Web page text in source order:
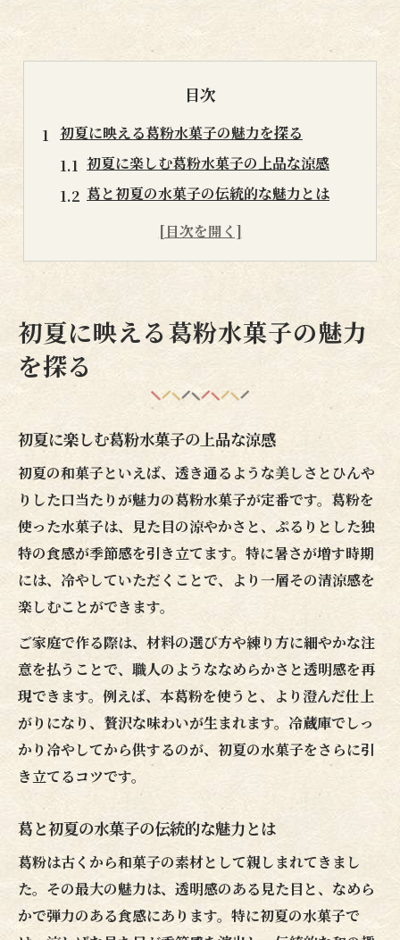
目次
初夏に映える葛粉水菓子の魅力を探る
初夏に楽しむ葛粉水菓子の上品な涼感
葛と初夏の水菓子の伝統的な魅力とは
葛粉で叶える初夏限定和菓子の趣き
透明感ある和菓子で季節を味わう方法
葛粉で作る透明感ある初夏和菓子の作り方
水菓子の透明感を生かす葛粉の使い方
初夏に映える和菓子と葛の絶妙な関係
季節感を演出する葛水菓子の透明な魅力
本葛粉で仕上げる透明感ある水菓子体験
水菓子づくりなら葛粉の使い方が決め手
葛粉で作る水菓子のなめらか食感のコツ
初夏の水菓子に最適な葛粉の選び方
和菓子作り初心者向け葛粉の基本の扱い
葛粉のとろみが引き出す水菓子の魅力
職人も実践する葛粉の水菓子仕上げ術
家庭で叶えるなめらか葛の和風デザート
葛粉で作る家庭向け初夏の和風デザート
なめらか食感の葛水菓子を家庭で再現
和菓子初心者も安心の葛粉デザート術
初夏に合う葛粉デザートのアレンジ例
家庭で楽しむ葛粉の和菓子保存と冷やし方
和菓子作りにおける葛粉活用の秘訣
葛粉の効能と和菓子作りの深い関係
葛のとろみを活かす和菓子職人の技
初夏に映える葛粉水菓子の魅力
を探る
初夏に楽しむ葛粉水菓子の上品な涼感
初夏の和菓子といえば、透き通るような美しさとひんや
りした口当たりが魅力の葛粉水菓子が定番です。葛粉を
使った水菓子は、見た目の涼やかさと、ぷるりとした独
特の食感が季節感を引き立てます。特に暑さが増す時期
には、冷やしていただくことで、より一層その清涼感を
楽しむことができます。
ご家庭で作る際は、材料の選び方や練り方に細やかな注
意を払うことで、職人のようななめらかさと透明感を再
現できます。例えば、本葛粉を使うと、より澄んだ仕上
がりになり、贅沢な味わいが生まれます。冷蔵庫でしっ
かり冷やしてから供するのが、初夏の水菓子をさらに引
き立てるコツです。
葛と初夏の水菓子の伝統的な魅力とは
葛粉は古くから和菓子の素材として親しまれてきまし
た。その最大の魅力は、透明感のある見た目と、なめら
かで弾力のある食感にあります。特に初夏の水菓子で